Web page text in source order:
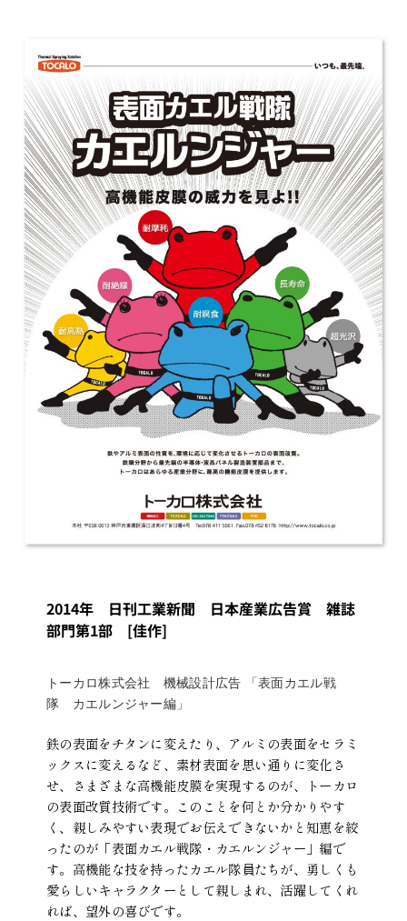
2014年 日刊工業新聞 日本産業広告賞 雑誌
部門第1部 [佳作]
トーカロ株式会社 機械設計広告 「表面カエル戦
隊 カエルンジャー編」
鉄の表面をチタンに変えたり、アルミの表面をセラミ
ックスに変えるなど、素材表面を思い通りに変化さ
せ、さまざまな高機能皮膜を実現するのが、トーカロ
の表面改質技術です。このことを何とか分かりやす
く、親しみやすい表現でお伝えできないかと知恵を絞
ったのが「表面カエル戦隊・カエルンジャー」編で
す。高機能な技を持ったカエル隊員たちが、勇しくも
愛らしいキャラクターとして親しまれ、活躍してくれ
れば、望外の喜びです。